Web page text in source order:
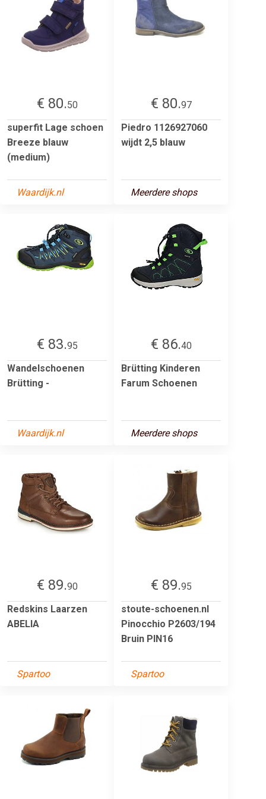
€ 80.50
superfit Lage schoen
Breeze blauw
(medium)
Waardijk.nl
€ 80.97
Piedro 1126927060
wijdt 2,5 blauw
Meerdere shops
€ 83.95
Wandelschoenen
Brütting -
Waardijk.nl
€ 86.40
Brütting Kinderen
Farum Schoenen
Meerdere shops
€ 89.90
Redskins Laarzen
ABELIA
Spartoo
€ 89.95
stoute-schoenen.nl
Pinocchio P2603/194
Bruin PIN16
Spartoo